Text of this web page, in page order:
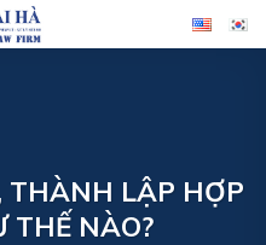
THÀNH LẬP HỢP
THẾ NÀO?